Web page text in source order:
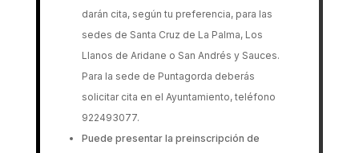
darán cita, según tu preferencia, para las
sedes de Santa Cruz de La Palma, Los
Llanos de Aridane o San Andrés y Sauces.
Para la sede de Puntagorda deberás
solicitar cita en el Ayuntamiento, teléfono
922493077.
Puede presentar la preinscripción de